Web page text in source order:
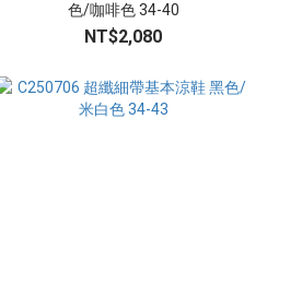
色/咖啡色 34-40
NT$2,080